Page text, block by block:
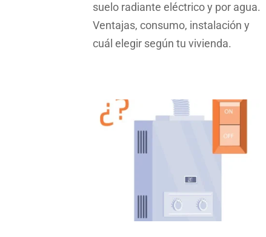
suelo radiante eléctrico y por agua.
Ventajas, consumo, instalación y
cuál elegir según tu vivienda.